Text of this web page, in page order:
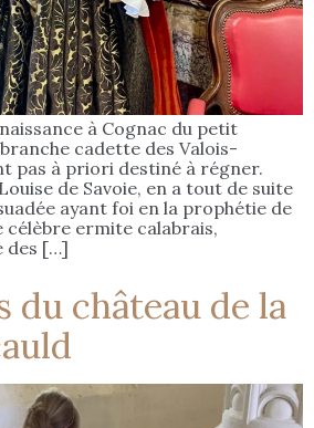
à Cognac du petit
cadette des Valois-
pas à priori destiné à régner.
de Savoie, en a tout de suite
ayant foi en la prophétie de
célèbre ermite calabrais,
des […]
du château de la